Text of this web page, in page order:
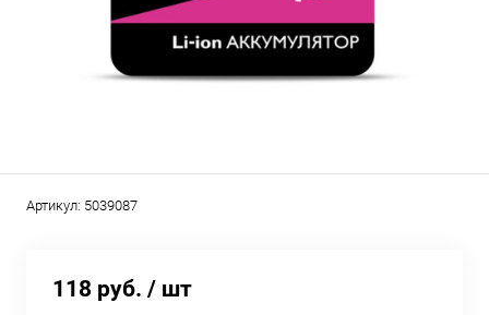
Артикул: 5039087
118 руб. / шт